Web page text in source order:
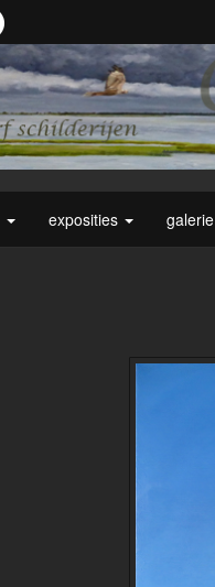
exposities galerie